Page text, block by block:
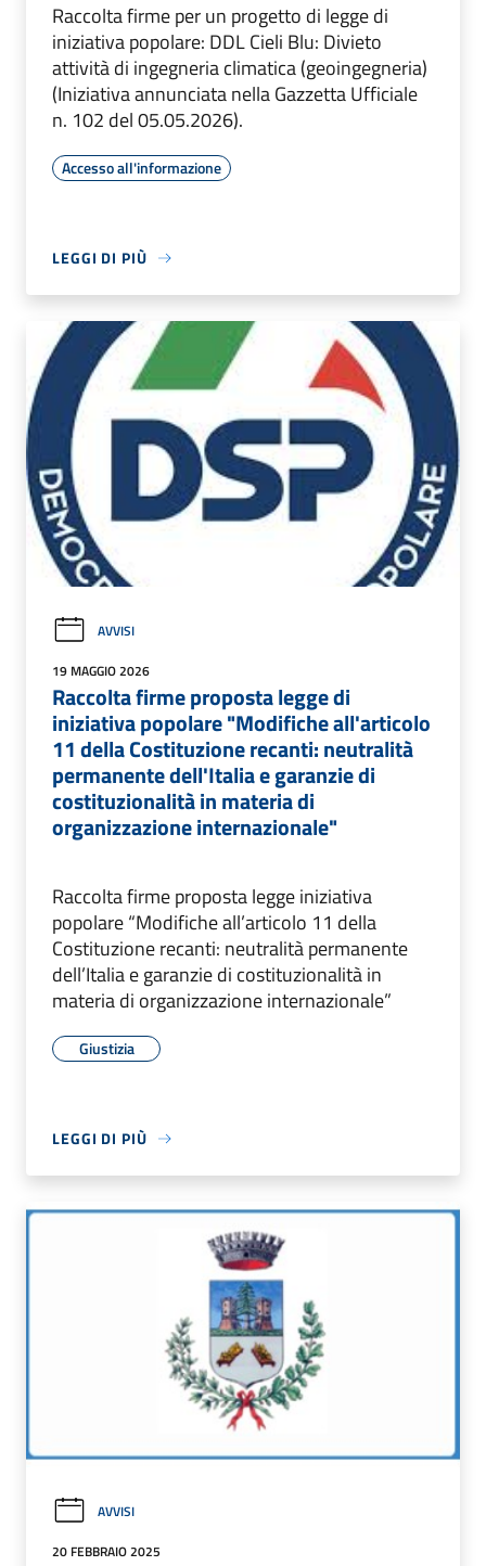
Raccolta firme per un progetto di legge di
iniziativa popolare: DDL Cieli Blu: Divieto
attività di ingegneria climatica (geoingegneria)
(Iniziativa annunciata nella Gazzetta Ufficiale
n. 102 del 05.05.2026).
Accesso all'informazione
LEGGI DI PIÙ
AVVISI
19 MAGGIO 2026
Raccolta firme proposta legge di
iniziativa popolare "Modifiche all'articolo
11 della Costituzione recanti: neutralità
permanente dell'Italia e garanzie di
costituzionalità in materia di
organizzazione internazionale"
Raccolta firme proposta legge iniziativa
popolare “Modifiche all’articolo 11 della
Costituzione recanti: neutralità permanente
dell’Italia e garanzie di costituzionalità in
materia di organizzazione internazionale”
Giustizia
LEGGI DI PIÙ
AVVISI
20 FEBBRAIO 2025